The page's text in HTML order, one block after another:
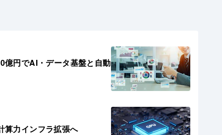
円でAI・データ基盤と自動
算力インフラ拡張へ